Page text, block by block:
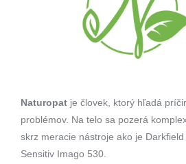
Naturopat je človek, ktorý hľadá
problémov. Na telo sa pozerá
skrz meracie nástroje ako je
Sensitiv Imago 530.